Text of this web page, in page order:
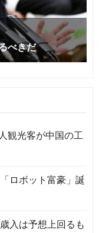
観光客が中国の工
ロボット富豪」誕
入は予想上回るも